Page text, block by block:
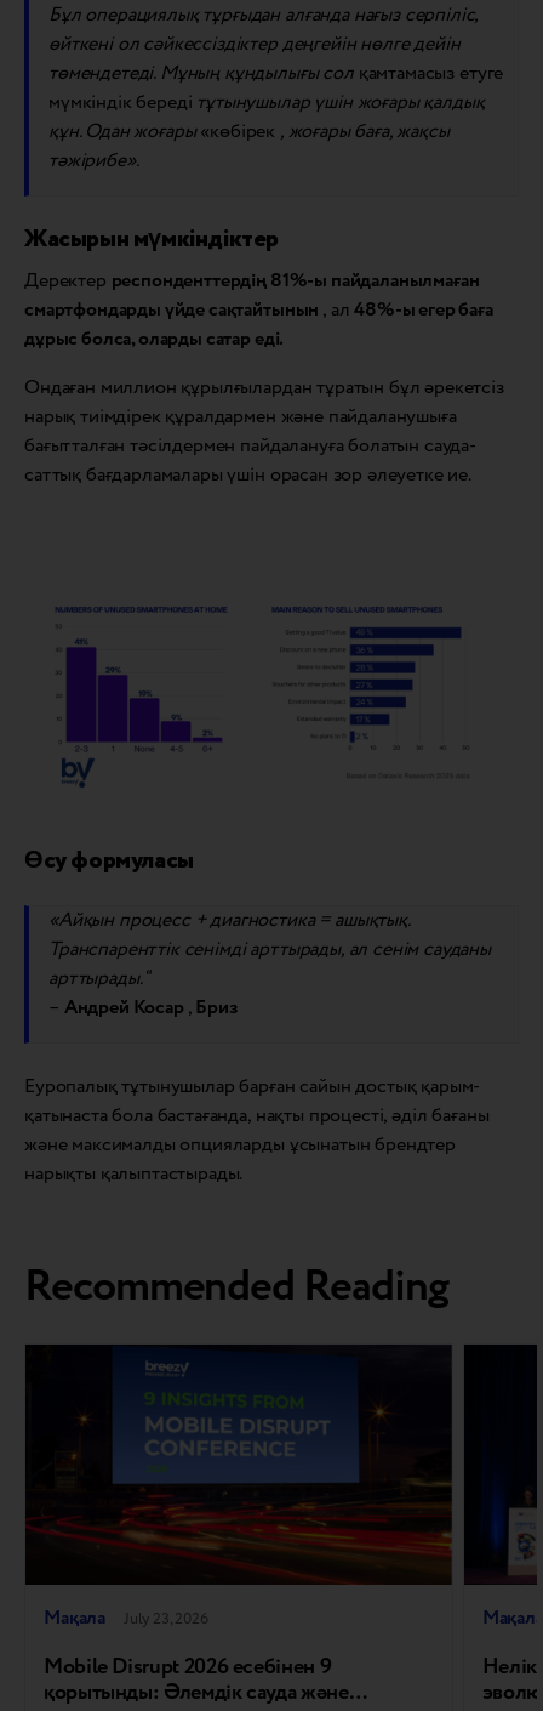
Бұл операциялық тұрғыдан алғанда нағыз серпіліс,
өйткені ол сәйкессіздіктер деңгейін нөлге дейін
төмендетеді. Мұның құндылығысол қамтамасыз етуге
мүмкіндік береді тұтынушылар үшін жоғары қалдық
құн.Оданжоғары«көбірек , жоғары баға, жақсы
тәжірибе».
Жасырын мүмкіндіктер
Деректер респонденттердің 81%-ы пайдаланылмаған
смартфондарды үйде сақтайтынын , ал48%-ы егер баға
дұрыс болса, оларды сатар еді.
Ондаған миллион құрылғылардан тұратын бұл әрекетсіз
нарық тиімдірек құралдармен және пайдаланушыға
бағытталған тәсілдермен пайдалануға болатын сауда-
саттық бағдарламалары үшін орасан зор әлеуетке ие.
Өсу формуласы
«Айқын процесс + диагностика = ашықтық.
Транспаренттік сенімді арттырады, ал сенім сауданы
арттырады.“
– Андрей Косар , Бриз
Еуропалық тұтынушылар барған сайын достық қарым-
қатынаста бола бастағанда, нақты процесті, әділ бағаны
және максималды опцияларды ұсынатын брендтер
нарықты қалыптастырады.
Recommended Reading
Мақала July 23, 2026
Mobile Disrupt 2026 есебінен 9
қорытынды: Әлемдік сауда және
Мақала